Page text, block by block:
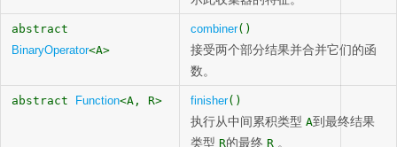
abstract
BinaryOperator<A>
combiner()
接受两个部分结果并合并它们的函
数。
abstract Function<A, R> finisher()
执行从中间累积类型 A到最终结果
类型 R的最终 R 。